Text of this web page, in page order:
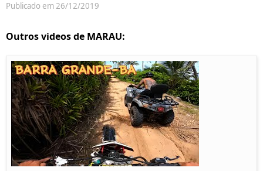
Publicado em 26/12/2019
Outros videos de MARAU: